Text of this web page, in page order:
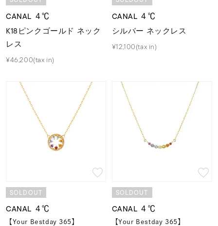
CANAL ４℃
K18ピンクゴールド ネック
レス
¥46,200(tax in)
CANAL ４℃
シルバー ネックレス
¥12,100(tax in)
SOLDOUT
CANAL ４℃
【Your Bestday 365】
SOLDOUT
CANAL ４℃
【Your Bestday 365】